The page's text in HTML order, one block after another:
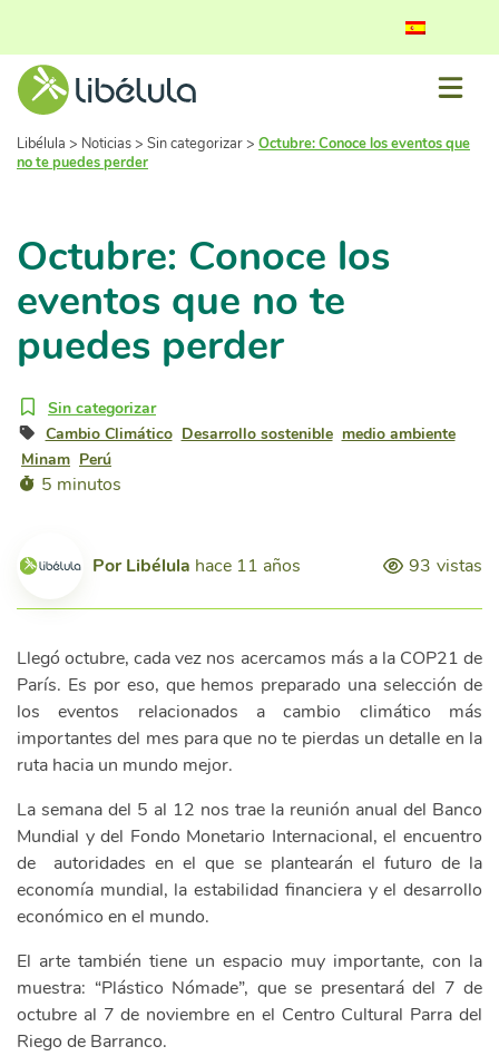
Libélula > Noticias> Sin categorizar> Octubre: Conoce los eventos que
no te puedes perder
Octubre: Conoce los
eventos que no te
puedes perder
Sin categorizar
Cambio Climático Desarrollo sostenible medio ambiente
Minam Perú
5 minutos
PorLibélula hace 11 años 93 vistas
Llegó octubre, cada vez nos acercamos más a la COP21 de
París. Es por eso, que hemos preparado una selección de
los eventos relacionados a cambio climático más
importantes del mes para que no te pierdas un detalle en la
ruta hacia un mundo mejor.
La semana del 5 al 12 nos trae la reunión anual del Banco
Mundial y del Fondo Monetario Internacional, el encuentro
de autoridades en el que se plantearán el futuro de la
economía mundial, la estabilidad financiera y el desarrollo
económico en el mundo.
El arte también tiene un espacio muy importante, con la
muestra: “Plástico Nómade”, que se presentará del 7 de
octubre al 7 de noviembre en el Centro Cultural Parra del
Riego de Barranco.